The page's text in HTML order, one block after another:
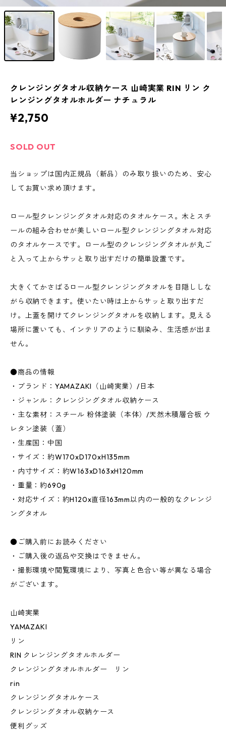
クレンジングタオル収納ケース 山崎実業 RIN リン ク
レンジングタオルホルダー ナチュラル
¥2,750
SOLD OUT
当ショップは国内正規品（新品）のみ取り扱いのため、安心
してお買い求め頂けます。
ロール型クレンジングタオル対応のタオルケース。木とスチ
ールの組み合わせが美しいロール型クレンジングタオル対応
のタオルケースです。ロール型のクレンジングタオルが丸ご
と入って上からサッと取り出すだけの簡単設置です。
大きくてかさばるロール型クレンジングタオルを目隠ししな
がら収納できます。使いたい時は上からサッと取り出すだ
け。上蓋を開けてクレンジングタオルを収納します。見える
場所に置いても、インテリアのように馴染み、生活感が出ま
せん。
●商品の情報
・ブランド：YAMAZAKI（山崎実業）/日本
・ジャンル：クレンジングタオル収納ケース
・主な素材：スチール 粉体塗装（本体）/天然木積層合板 ウ
レタン塗装（蓋）
・生産国：中国
・サイズ：約W170xD170xH135mm
・内寸サイズ：約W163xD163xH120mm
・重量：約690g
・対応サイズ：約H120x直径163mm以内の一般的なクレンジ
ングタオル
●ご購入前にお読みください
・ご購入後の返品や交換はできません。
・撮影環境や閲覧環境により、写真と色合い等が異なる場合
がございます。
山崎実業
YAMAZAKI
リン
RIN クレンジングタオルホルダー
クレンジングタオルホルダー リン
rin
クレンジングタオルケース
クレンジングタオル収納ケース
便利グッズ